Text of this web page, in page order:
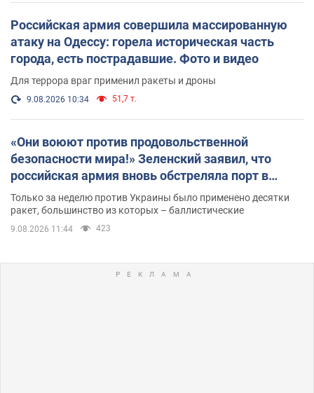
Российская армия совершила массированную
атаку на Одессу: горела историческая часть
города, есть пострадавшие. Фото и видео
Для террора враг применил ракеты и дроны
9.08.2026 10:34 51,7 т.
«Они воюют против продовольственной
безопасности мира!» Зеленский заявил, что
российская армия вновь обстреляла порт в
Одессе
Только за неделю против Украины было применено десятки
ракет, большинство из которых – баллистические
9.08.2026 11:44 423